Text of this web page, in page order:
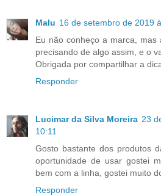
Malu 16 de setembro de 2019
Eu não conheço a marca,
precisando de algo assim, e o
Obrigada por compartilhar a
Responder
Lucimar da Silva Moreira 23
10:11
Gosto bastante dos produtos
oportunidade de usar gostei
bem com a linha, gostei muito
Responder